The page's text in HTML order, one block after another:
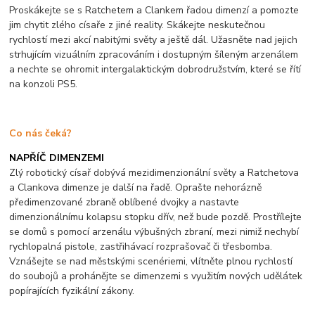
Proskákejte se s Ratchetem a Clankem řadou dimenzí a pomozte
jim chytit zlého císaře z jiné reality. Skákejte neskutečnou
rychlostí mezi akcí nabitými světy a ještě dál. Užasněte nad jejich
strhujícím vizuálním zpracováním i dostupným šíleným arzenálem
a nechte se ohromit intergalaktickým dobrodružstvím, které se řítí
na konzoli PS5.
Co nás čeká?
NAPŘÍČ DIMENZEMI
Zlý robotický císař dobývá mezidimenzionální světy a Ratchetova
a Clankova dimenze je další na řadě. Oprašte nehorázně
předimenzované zbraně oblíbené dvojky a nastavte
dimenzionálnímu kolapsu stopku dřív, než bude pozdě. Prostřílejte
se domů s pomocí arzenálu výbušných zbraní, mezi nimiž nechybí
rychlopalná pistole, zastřihávací rozprašovač či třesbomba.
Vznášejte se nad městskými scenériemi, vlítněte plnou rychlostí
do soubojů a prohánějte se dimenzemi s využitím nových udělátek
popírajících fyzikální zákony.